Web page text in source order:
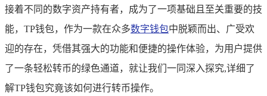
接着不同的数字资产持有者，成为了一项基础且至关重要的技
能，TP钱包，作为一款在众多数字钱包中脱颖而出、广受欢
迎的存在，凭借其强大的功能和便捷的操作体验，为用户提供
了一条轻松转币的绿色通道，就让我们一同深入探究,详细了
解TP钱包究竟该如何进行转币操作。